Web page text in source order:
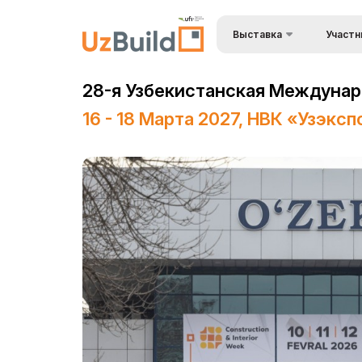
Выставка
Список участников
Деловая программа
Официальная поддержка
Режим работы выставки
Информационная
поддержка
Станьте
Состав
въезда
Режим
28-я Узбекистанская
16 - 18 Марта 2027, НВК